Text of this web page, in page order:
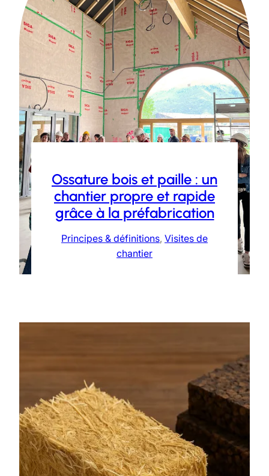
Ossature bois et paille : un
chantier propre et rapide
grâce à la préfabrication
Principes & définitions, Visites de
chantier